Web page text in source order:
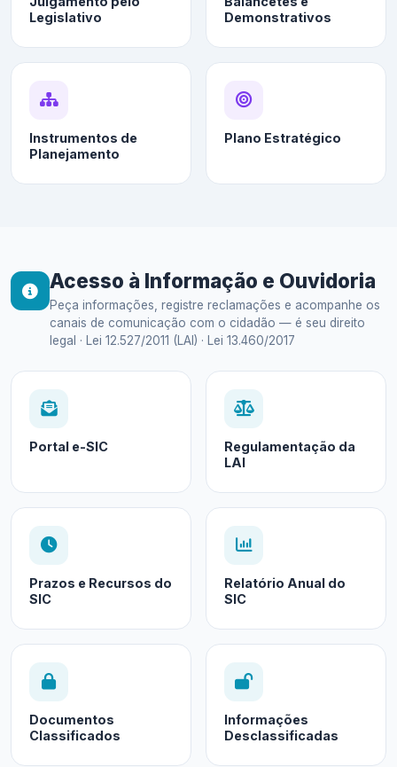
Legislativo
Demonstrativos
Instrumentos de
Planejamento
Plano Estratégico
Acesso à Informação e Ouvidoria
Peça informações, registre reclamações e acompanhe os
canais de comunicação com o cidadão — é seu direito
legal · Lei 12.527/2011 (LAI) · Lei 13.460/2017
Portal e-SIC
Regulamentação da
LAI
Prazos e Recursos do
SIC
Relatório Anual do
SIC
Documentos
Classificados
Informações
Desclassificadas